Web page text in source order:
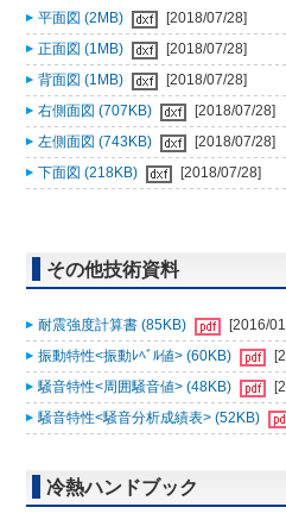
平面図 (2MB)
[2018/07/28]
正面図 (1MB)
[2018/07/28]
背面図 (1MB)
[2018/07/28]
右側面図 (707KB)
[2018/07/28]
左側面図 (743KB)
[2018/07/28]
下面図 (218KB)
[2018/07/28]
その他技術資料
耐震強度計算書 (85KB)
[2016/
振動特性<振動ﾚﾍﾞﾙ値> (60KB)
騒音特性<周囲騒音値> (48KB)
騒音特性<騒音分析成績表> (52KB)
冷熱ハンドブック